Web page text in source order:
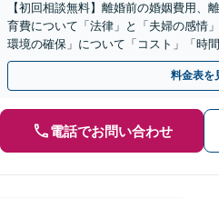
【初回相談無料】離婚前の婚姻費用、
育費について「法律」と「夫婦の感情
環境の確保」について「コスト」「時
決」を目指します。まずはあなたのご
料金表を
電話でお問い合わせ